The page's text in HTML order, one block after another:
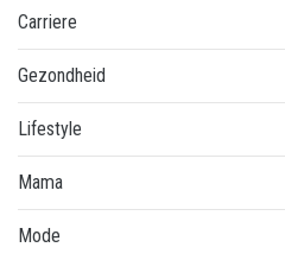
Carriere
Gezondheid
Lifestyle
Mama
Mode